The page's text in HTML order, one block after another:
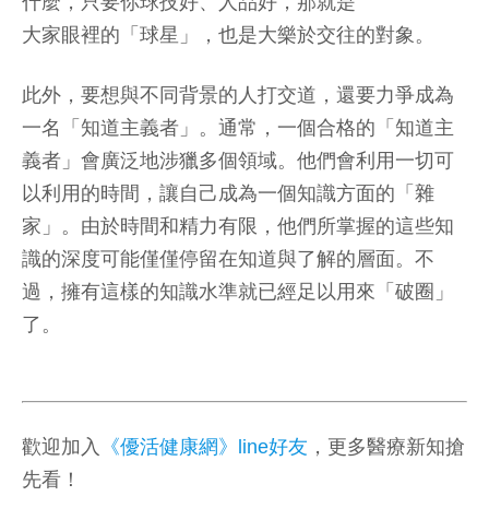
大家眼裡的「球星」，也是大樂於交往的對象。
此外，要想與不同背景的人打交道，還要力爭成為
一名「知道主義者」。通常，一個合格的「知道主
義者」會廣泛地涉獵多個領域。他們會利用一切可
以利用的時間，讓自己成為一個知識方面的「雜
家」。由於時間和精力有限，他們所掌握的這些知
識的深度可能僅僅停留在知道與了解的層面。不
過，擁有這樣的知識水準就已經足以用來「破圈」
了。
歡迎加入 《優活健康網》line好友 ，更多醫療新知搶
先看！